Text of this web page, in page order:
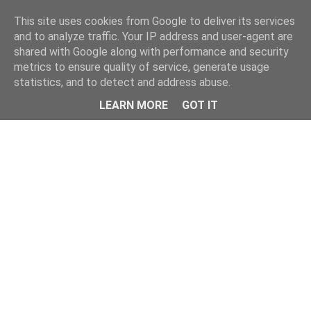
Menu
This site uses cookies from Google to deliver its services
and to analyze traffic. Your IP address and user-agent are
shared with Google along with performance and security
metrics to ensure quality of service, generate usage
statistics, and to detect and address abuse.
LEARN MORE
GOT IT